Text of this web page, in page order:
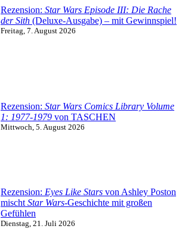
Rezension: Star Wars Episode III: Die Rache
der Sith (Deluxe-Ausgabe) – mit Gewinnspiel!
Freitag, 7. August 2026
Rezension: Star Wars Comics Library Volume
1: 1977-1979 von TASCHEN
Mittwoch, 5. August 2026
Rezension: Eyes Like Stars von Ashley Poston
mischtStar Wars-Geschichte mit großen
Gefühlen
Dienstag, 21. Juli 2026